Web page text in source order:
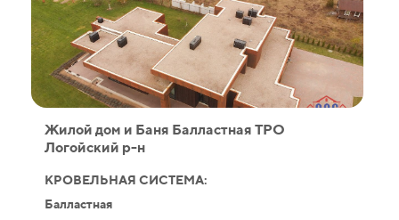
Жилой дом и Баня Балластная ТРО
Логойский р-н
КРОВЕЛЬНАЯ СИСТЕМА:
Балластная